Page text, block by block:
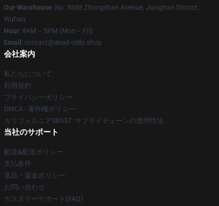
Our Warehouse: No. 8888 Zhongshan Avenue, Jianghan District,
Wuhan
Hour: 9AM – 5PM (Mon – Fri)
Email : contact@dead-cells.shop
会社案内
私たちについて
利用規約
プライバシーポリシー
DMCA - 著作権ポリシー
カリフォルニアSB657: サプライチェーンの透明性法
当社のサポート
配送&配送ポリシー
支払条件
返品・返金ポリシー
お問い合わせ
カスタマーサポート(FAQ)